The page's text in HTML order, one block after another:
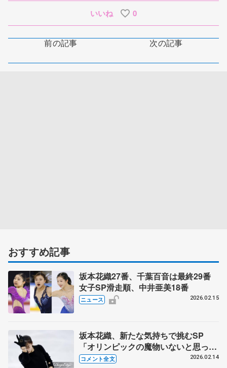
いいね 0
前の記事 次の記事
おすすめ記事
坂本花織27番、千葉百音は最終29番
女子SP滑走順、中井亜美18番
ニュース 2026.02.15
坂本花織、新たな気持ちで挑むSP
「オリンピックの魔物いないと思って
いたが...」 【14日女子公式練習後】
コメント全文 2026.02.14